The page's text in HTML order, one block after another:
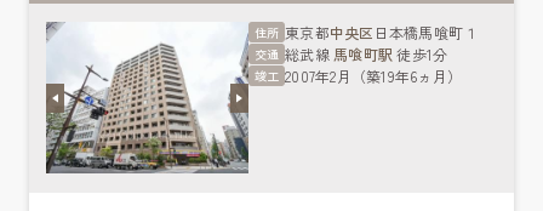
住所 東京都中央区 日本橋馬喰町１
交通 総武線 馬喰町駅 徒歩1分
竣工 2007年2月（築19年6ヵ月）